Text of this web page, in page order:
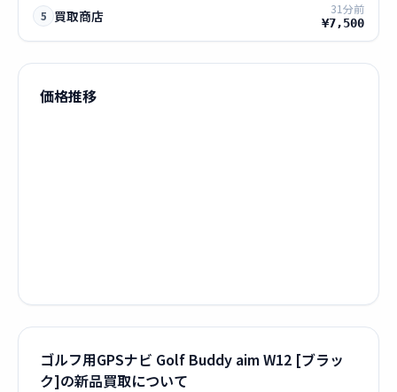
5 買取商店 31分前
¥7,500
価格推移
ゴルフ用GPSナビ Golf Buddy aim W12 [ブラッ
ク]の新品買取について